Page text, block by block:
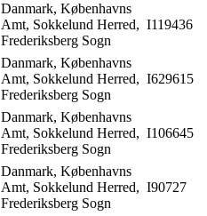
Danmark, Københavns
Amt, Sokkelund Herred,
Frederiksberg Sogn
I119436
Danmark, Københavns
Amt, Sokkelund Herred,
Frederiksberg Sogn
I629615
Danmark, Københavns
Amt, Sokkelund Herred,
Frederiksberg Sogn
I106645
Danmark, Københavns
Amt, Sokkelund Herred,
Frederiksberg Sogn
I90727